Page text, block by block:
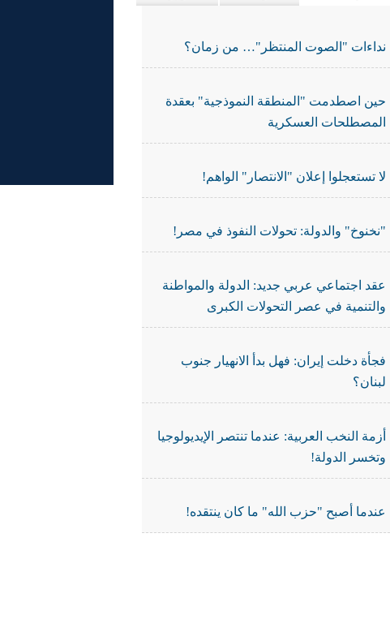
نداءات "الصوت المنتظر"… من زمان؟
حين اصطدمت "المنطقة النموذجية" بعقدة
المصطلحات العسكرية
لا تستعجلوا إعلان "الانتصار" الواهم!
"نخنوخ" والدولة: تحولات النفوذ في مصر!
عقد اجتماعي عربي جديد: الدولة والمواطنة
والتنمية في عصر التحولات الكبرى
فجأة دخلت إيران: فهل بدأ الانهيار جنوب
لبنان؟
أزمة النخب العربية: عندما تنتصر الإيديولوجيا
وتخسر الدولة!
عندما أصبح "حزب الله" ما كان ينتقده!